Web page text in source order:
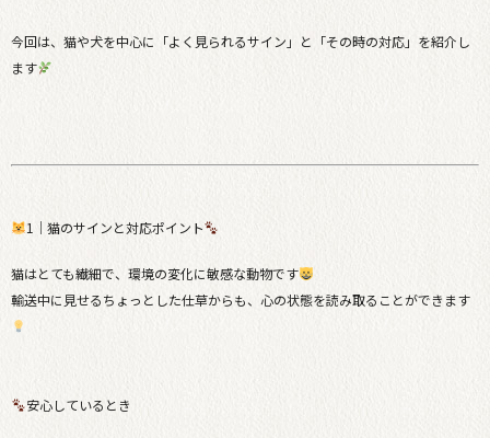
今回は、猫や犬を中心に「よく見られるサイン」と「その時の対応」を紹介し
ます
1｜猫のサインと対応ポイント
猫はとても繊細で、環境の変化に敏感な動物です
輸送中に見せるちょっとした仕草からも、心の状態を読み取ることができます
安心しているとき